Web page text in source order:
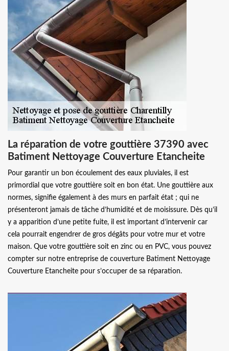
La réparation de votre gouttière 37390 avec
Batiment Nettoyage Couverture Etancheite
Pour garantir un bon écoulement des eaux pluviales, il est
primordial que votre gouttière soit en bon état. Une gouttière aux
normes, signifie également à des murs en parfait état ; qui ne
présenteront jamais de tâche d’humidité et de moisissure. Dès qu’il
y a apparition d’une petite fuite, il est important d’intervenir car
cela pourrait engendrer de gros dégâts pour votre mur et votre
maison. Que votre gouttière soit en zinc ou en PVC, vous pouvez
compter sur notre entreprise de couverture Batiment Nettoyage
Couverture Etancheite pour s’occuper de sa réparation.